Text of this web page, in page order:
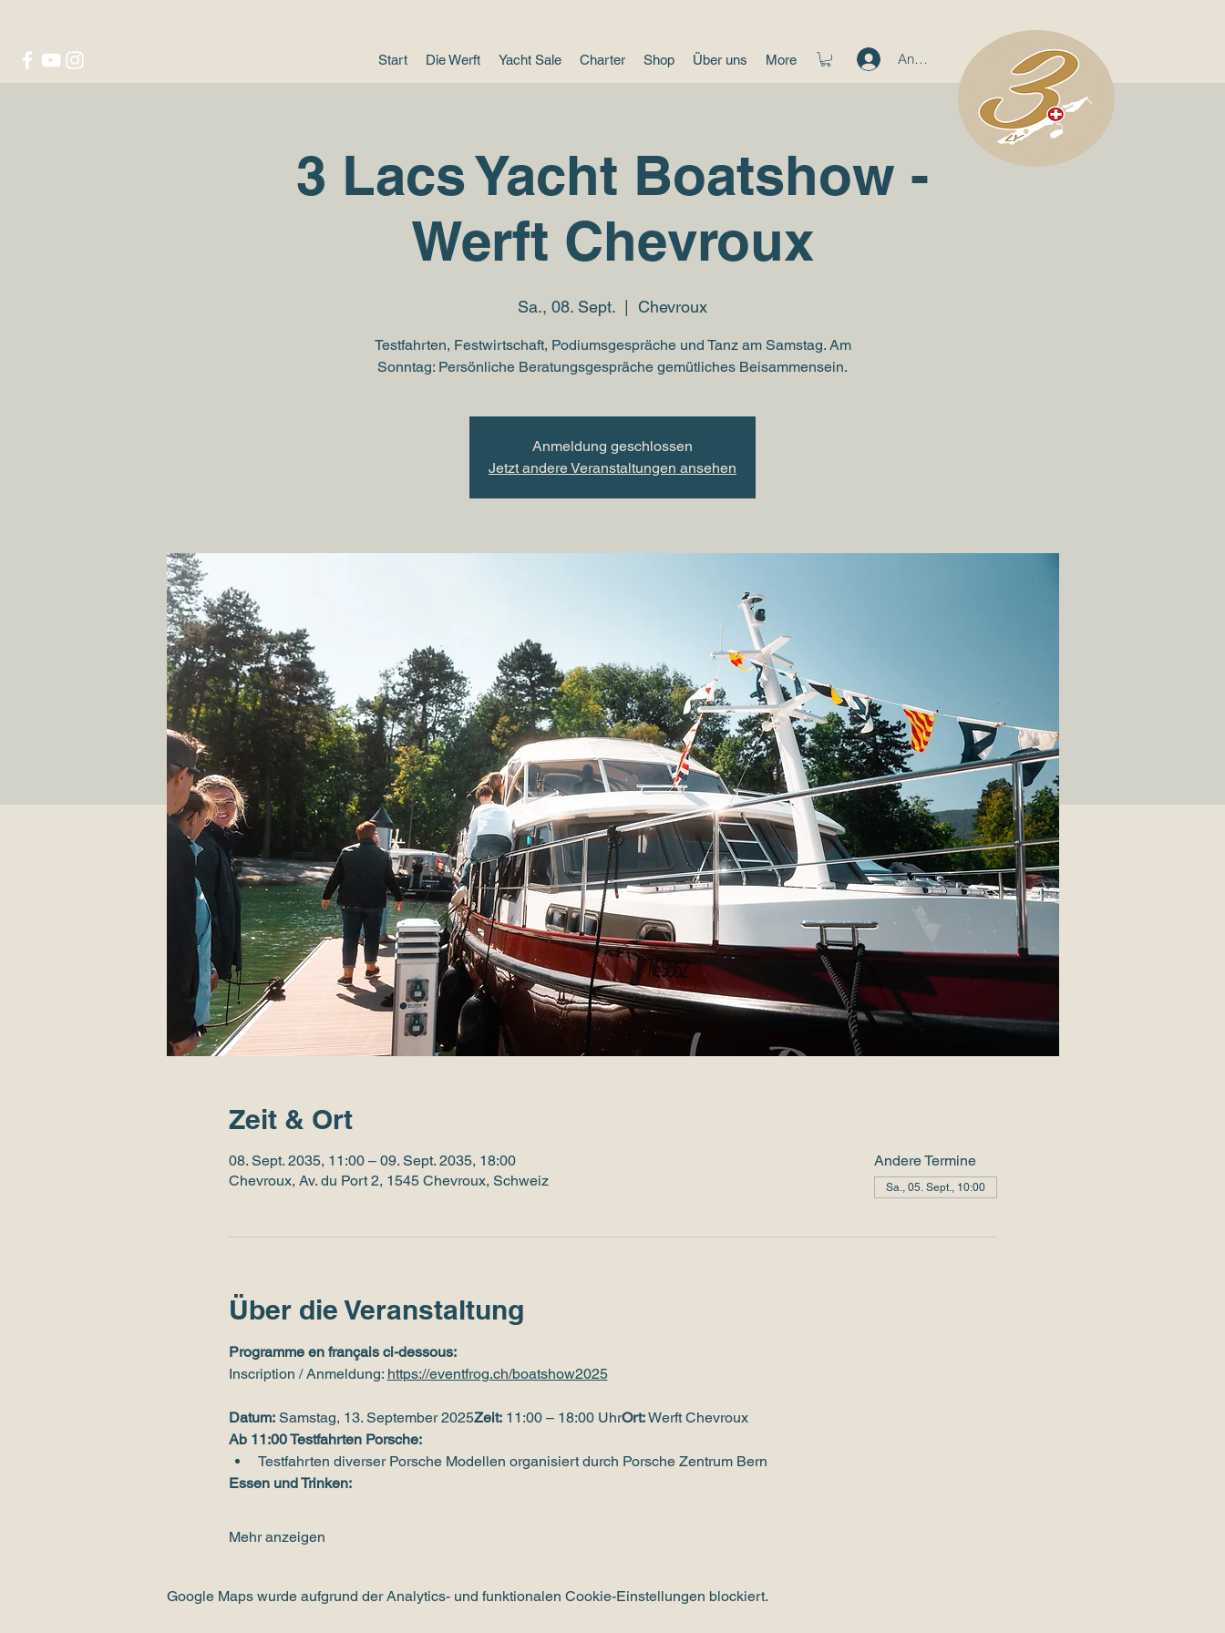
Start Die Werft Yacht Sale Charter Shop Über uns More Anmelden
3 Lacs Yacht Boatshow -
Werft Chevroux
Sa., 08. Sept.
  |
Chevroux
Testfahrten, Festwirtschaft, Podiumsgespräche und Tanz am Samstag. Am
Sonntag: Persönliche Beratungsgespräche gemütliches Beisammensein.
Anmeldung geschlossen
Jetzt andere Veranstaltungen ansehen
Zeit & Ort
08. Sept. 2035, 11:00 – 09. Sept. 2035, 18:00
Chevroux, Av. du Port 2, 1545 Chevroux, Schweiz
Andere Termine
Sa., 05. Sept., 10:00
Über die Veranstaltung
Programme en français ci-dessous:
Inscription / Anmeldung: https://eventfrog.ch/boatshow2025
Datum: Samstag, 13. September 2025Zeit: 11:00 – 18:00 UhrOrt: Werft Chevroux
Ab 11:00 Testfahrten Porsche:
Testfahrten diverser Porsche Modellen organisiert durch Porsche Zentrum Bern
Essen und Trinken:
Mehr anzeigen
Google Maps wurde aufgrund der Analytics- und funktionalen Cookie-Einstellungen blockiert.